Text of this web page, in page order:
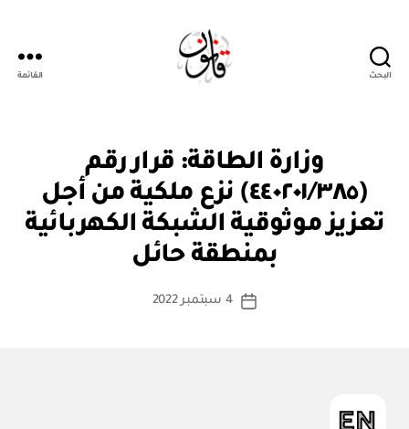
البحث القائمة
وزارة الطاقة: قرار رقم
(٤٤٠٢٠١/٣٨٥) نزع ملكية من أجل
تعزيز موثوقية الشبكة الكهربائية
بمنطقة حائل
كاتب
بو
ا
س
ة
تاريخ
4 سبتمبر 2022